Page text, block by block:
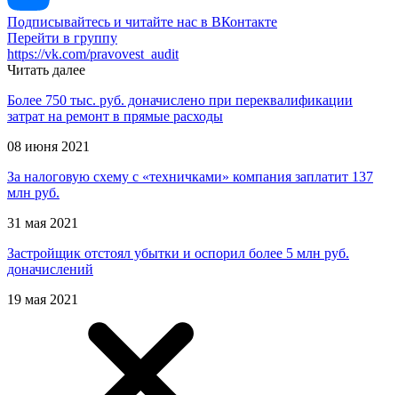
Подписывайтесь и читайте нас в ВКонтакте
Перейти в группу
https://vk.com/pravovest_audit
Читать далее
Более 750 тыс. руб. доначислено при переквалификации
затрат на ремонт в прямые расходы
08 июня 2021
За налоговую схему с «техничками» компания заплатит 137
млн руб.
31 мая 2021
Застройщик отстоял убытки и оспорил более 5 млн руб.
доначислений
19 мая 2021